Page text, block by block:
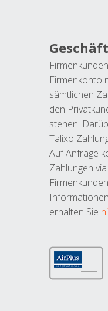
Firmenkonto
sämtlichen
den
stehen.
Talixo
Auf Anfrage
Zahlungen
erhalten Sie